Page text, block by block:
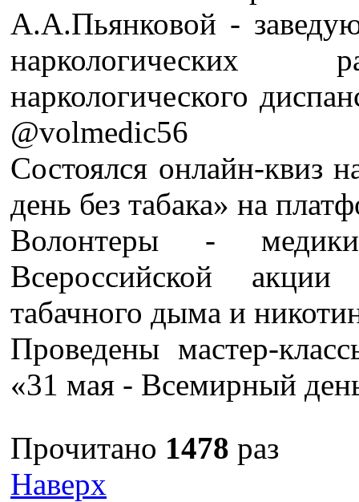
А.А.Пьянковой -
наркологических
наркологического
@volmedic56
Состоялся онлайн-квиз
день без табака» на
Волонтеры -
Всероссийской
табачного дыма и
Проведены мастер-
«31 мая - Всемирный
Прочитано 1478 раз
Наверх